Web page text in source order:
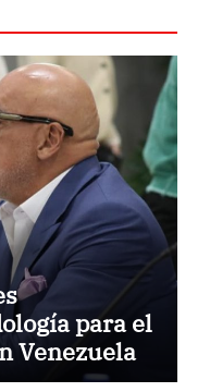
para el
Venezuela